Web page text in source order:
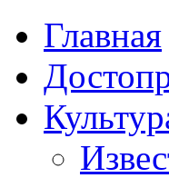
Главная